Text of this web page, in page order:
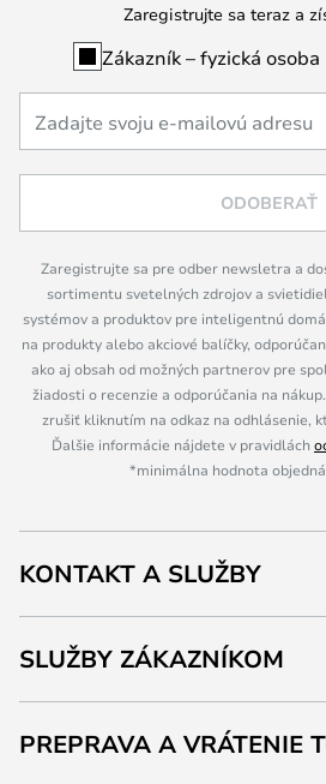
Zaregistrujte sa teraz a
Zákazník – fyzická osoba
ODOBERAŤ
Zaregistrujte sa pre odber newsletra a
sortimentu svetelných zdrojov a
systémov a produktov pre inteligentnú
na produkty alebo akciové balíčky,
ako aj obsah od možných partnerov pre
žiadosti o recenzie a odporúčania na
zrušiť kliknutím na odkaz na odhlásenie,
Ďalšie informácie nájdete v pravidlách
*minimálna hodnota
KONTAKT A SLUŽBY
SLUŽBY ZÁKAZNÍKOM
PREPRAVA A VRÁTENIE